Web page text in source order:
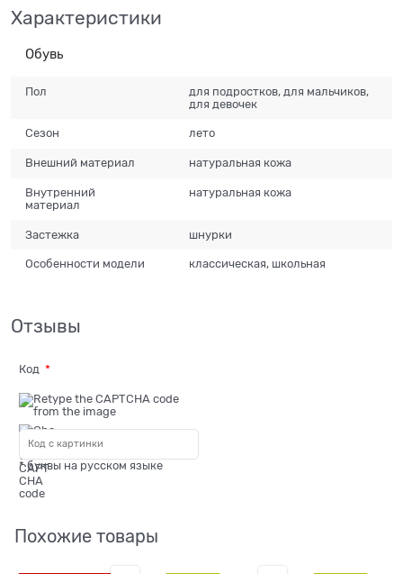
Характеристики
Обувь
Пол
для подростков, для мальчиков,
для девочек
Сезон лето
Внешний материал натуральная кожа
Внутренний
материал
натуральная кожа
Застежка шнурки
Особенности модели классическая, школьная
Отзывы
Код
* буквы на русском языке
Похожие товары